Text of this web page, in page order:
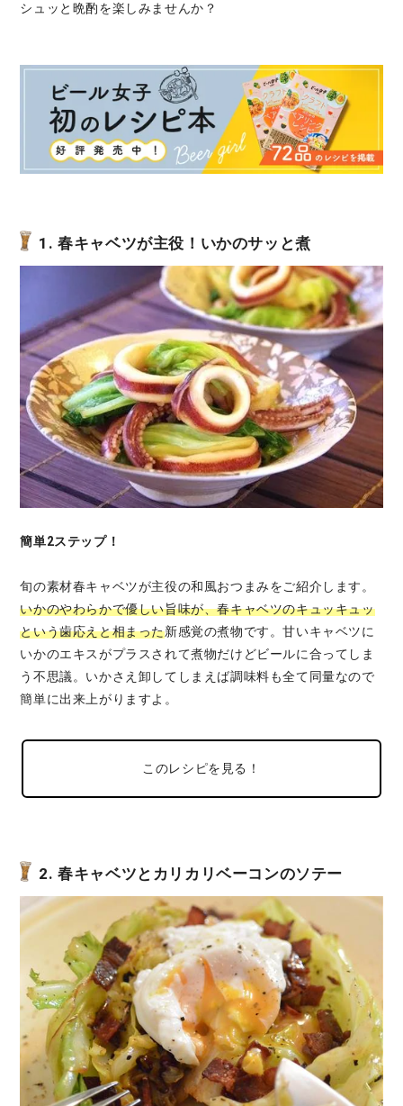
シュッと晩酌を楽しみませんか？
1. 春キャベツが主役！いかのサッと煮
簡単2ステップ！
旬の素材春キャベツが主役の和風おつまみをご紹介します。
いかのやわらかで優しい旨味が、春キャベツのキュッキュッ
という歯応えと相まった新感覚の煮物です。甘いキャベツに
いかのエキスがプラスされて煮物だけどビールに合ってしま
う不思議。いかさえ卸してしまえば調味料も全て同量なので
簡単に出来上がりますよ。
このレシピを見る！
2. 春キャベツとカリカリベーコンのソテー